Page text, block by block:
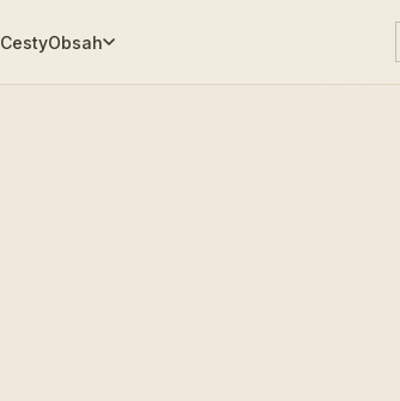
CestyObsah